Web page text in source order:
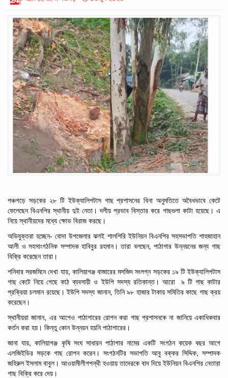
পঞ্চগড়ে সড়কের ২৮ টি ইউক্যালিপটাস গাছ প্রশাসনের বিনা অনুমতিতে অবৈধভাবে কেটে
ফেলেছেন বিএনপির স্থানীয় দুই নেতা। দলীয় প্রভাব বিস্তার করে গাছগুলা কাটা হয়েছে। এ
নিয়ে স্থানীয়দের মধ্যে ক্ষোভ বিরাজ করছে।
অভিযুক্তরা হচ্ছেন- বোদা উপজেলার ঝলই শালশিরি ইউনিয়ন বিএনপির সহসভাপতি শাহজাহান
আলী ও সহসাংগঠনিক সম্পাদক হাবিবুর রহমান। তারা বলছেন, পাঠাগার উন্নয়নের জন্য গাছ
বিক্রি করেছেন তারা।
শনিবার সরজমিনে দেখা যায়, কালিয়াগঞ্জ বাজারের মসজিদ সংলগ্ন সড়কের ১৯ টি ইউক্যালিপটাস
গাছ কেটে নিয়ে গেছে কাঠ ব্যবসায়ী ও ইউপি সদস্য রতিকান্ত। আরো ৯ টি গাছ কাটার
প্রক্রিয়া চলমান রয়েছে। ইউপি সদস্য জানান, তিনি ৯৮ হাজার টাকায় সমিতির কাছে গাছ ক্রয়
করেছেন।
স্থানীয়রা জানান, এর আগেও পাঠাগারের রোপন করা গাছ প্রশাসনকে না জানিয়ে একাধিকবার
কর্তন করা হয়। কিন্তু কোন উন্নয়ন হয়নি পাঠাগারের।
জানা যায়,কালিয়াগঞ্জ কৃষি সংঘ সাধারন পাঠাগার নামের একটি সংগঠন কয়েক বছর আগে
এলজিইডির সড়কে গাছ রোপন করেন। সংগঠনটির সভাপতি আবু বক্কর সিদ্দিক, সম্পাদক
জহিরুল ইসলাম বাবুল। আওয়ামীলীগপন্থী হওয়ায় তাদেরকে বাদ দিয়ে ইউনিয়ন বিএনপির নেতারা
গাছ বিক্রি করে দেয়।